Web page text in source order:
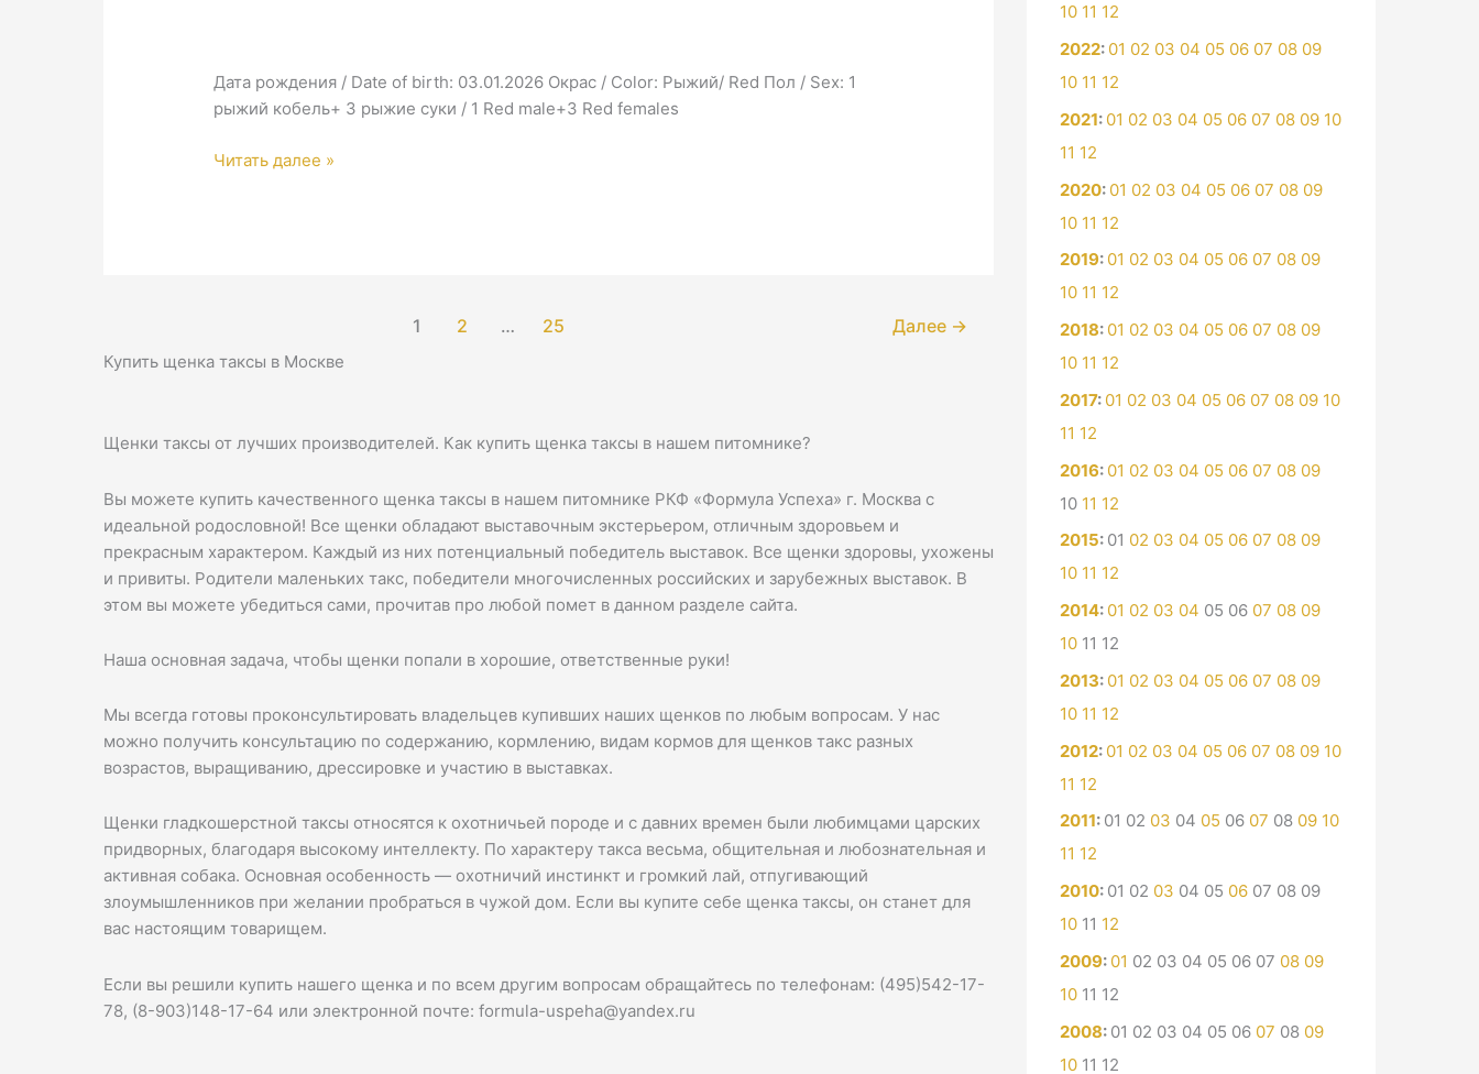
Дата рождения / Date of birth: 03.01.2026 Окрас / Color: Рыжий/ Red Пол / Sex: 1
рыжий кобель+ 3 рыжие суки / 1 Red male+3 Red females
1
Продан
Читать далее »
1 2 … 25 Далее →
Купить щенка таксы в Москве
Щенки таксы от лучших производителей. Как купить щенка таксы в нашем питомнике?
Вы можете купить качественного щенка таксы в нашем питомнике РКФ «Формула Успеха» г. Москва с
идеальной родословной! Все щенки обладают выставочным экстерьером, отличным здоровьем и
прекрасным характером. Каждый из них потенциальный победитель выставок. Все щенки здоровы, ухожены
и привиты. Родители маленьких такс, победители многочисленных российских и зарубежных выставок. В
этом вы можете убедиться сами, прочитав про любой помет в данном разделе сайта.
Наша основная задача, чтобы щенки попали в хорошие, ответственные руки!
Мы всегда готовы проконсультировать владельцев купивших наших щенков по любым вопросам. У нас
можно получить консультацию по содержанию, кормлению, видам кормов для щенков такс разных
возрастов, выращиванию, дрессировке и участию в выставках.
Щенки гладкошерстной таксы относятся к охотничьей породе и с давних времен были любимцами царских
придворных, благодаря высокому интеллекту. По характеру такса весьма, общительная и любознательная и
активная собака. Основная особенность — охотничий инстинкт и громкий лай, отпугивающий
злоумышленников при желании пробраться в чужой дом. Если вы купите себе щенка таксы, он станет для
вас настоящим товарищем.
Если вы решили купить нашего щенка и по всем другим вопросам обращайтесь по телефонам: (495)542-17-
78, (8-903)148-17-64 или электронной почте: formula-uspeha@yandex.ru
10 11 12
2022: 01 02 03 04 05 06 07 08 09
10 11 12
2021: 01 02 03 04 05 06 07 08 09 10
11 12
2020: 01 02 03 04 05 06 07 08 09
10 11 12
2019: 01 02 03 04 05 06 07 08 09
10 11 12
2018: 01 02 03 04 05 06 07 08 09
10 11 12
2017: 01 02 03 04 05 06 07 08 09 10
11 12
2016: 01 02 03 04 05 06 07 08 09
10 11 12
2015: 01 02 03 04 05 06 07 08 09
10 11 12
2014: 01 02 03 04 05 06 07 08 09
10 11 12
2013: 01 02 03 04 05 06 07 08 09
10 11 12
2012: 01 02 03 04 05 06 07 08 09 10
11 12
2011: 01 02 03 04 05 06 07 08 09 10
11 12
2010: 01 02 03 04 05 06 07 08 09
10 11 12
2009: 01 02 03 04 05 06 07 08 09
10 11 12
2008: 01 02 03 04 05 06 07 08 09
10 11 12